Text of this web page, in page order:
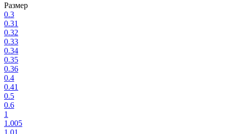
Размер
0.3
0.31
0.32
0.33
0.34
0.35
0.36
0.4
0.41
0.5
0.6
1
1.005
1.01